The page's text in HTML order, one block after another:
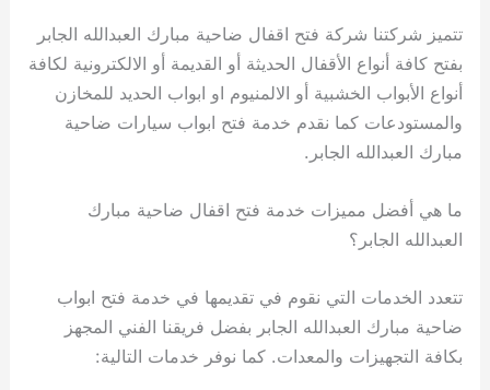
تتميز شركتنا شركة فتح اقفال ضاحية مبارك العبدالله الجابر
بفتح كافة أنواع الأقفال الحديثة أو القديمة أو الالكترونية لكافة
أنواع الأبواب الخشبية أو الالمنيوم او ابواب الحديد للمخازن
والمستودعات كما نقدم خدمة فتح ابواب سيارات ضاحية
مبارك العبدالله الجابر.
ما هي أفضل مميزات خدمة فتح اقفال ضاحية مبارك
العبدالله الجابر؟
تتعدد الخدمات التي نقوم في تقديمها في خدمة فتح ابواب
ضاحية مبارك العبدالله الجابر بفضل فريقنا الفني المجهز
بكافة التجهيزات والمعدات. كما نوفر خدمات التالية: